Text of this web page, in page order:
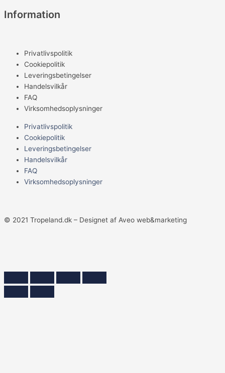
Information
Privatlivspolitik
Cookiepolitik
Leveringsbetingelser
Handelsvilkår
FAQ
Virksomhedsoplysninger
Privatlivspolitik
Cookiepolitik
Leveringsbetingelser
Handelsvilkår
FAQ
Virksomhedsoplysninger
© 2021 Tropeland.dk – Designet af Aveo web&marketing